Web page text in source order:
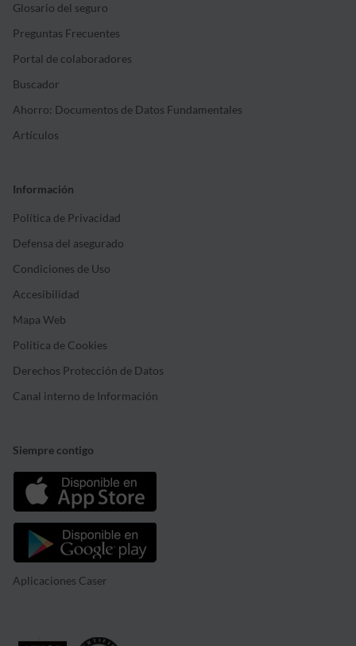
Glosario del seguro
Preguntas Frecuentes
Portal de colaboradores
Buscador
Ahorro: Documentos de Datos Fundamentales
Artículos
Información
Política de Privacidad
Defensa del asegurado
Condiciones de Uso
Accesibilidad
Mapa Web
Política de Cookies
Derechos Protección de Datos
Canal interno de Información
Siempre contigo
Aplicaciones Caser